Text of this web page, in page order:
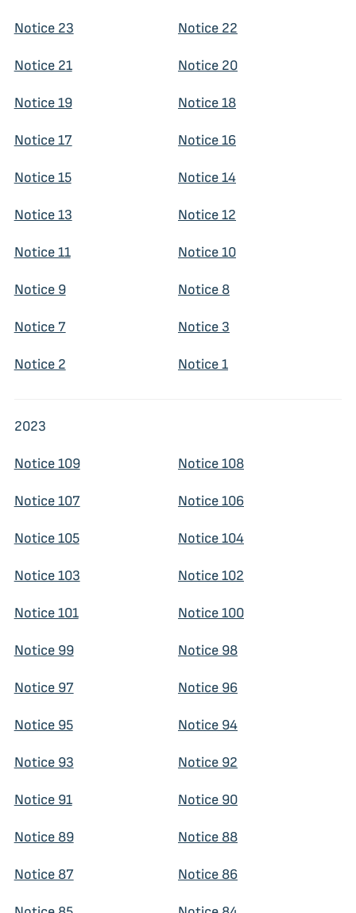
Notice 23 Notice 22
Notice 21 Notice 20
Notice 19 Notice 18
Notice 17 Notice 16
Notice 15 Notice 14
Notice 13 Notice 12
Notice 11 Notice 10
Notice 9 Notice 8
Notice 7 Notice 3
Notice 2 Notice 1
2023
Notice 109 Notice 108
Notice 107 Notice 106
Notice 105 Notice 104
Notice 103 Notice 102
Notice 101 Notice 100
Notice 99 Notice 98
Notice 97 Notice 96
Notice 95 Notice 94
Notice 93 Notice 92
Notice 91 Notice 90
Notice 89 Notice 88
Notice 87 Notice 86